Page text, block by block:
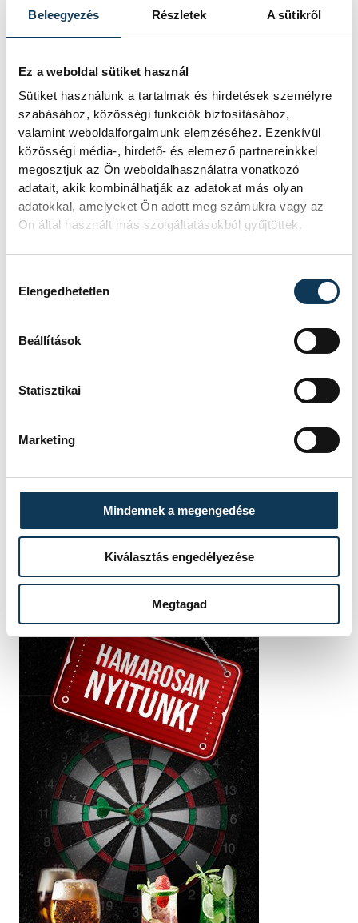
Beleegyezés Részletek A sütikről
Ez a weboldal sütiket használ
Sütiket használunk a tartalmak és hirdetések személyre
szabásához, közösségi funkciók biztosításához,
valamint weboldalforgalmunk elemzéséhez. Ezenkívül
közösségi média-, hirdető- és elemező partnereinkkel
megosztjuk az Ön weboldalhasználatra vonatkozó
adatait, akik kombinálhatják az adatokat más olyan
adatokkal, amelyeket Ön adott meg számukra vagy az
Ön által használt más szolgáltatásokból gyűjtöttek.
Elengedhetetlen
Beállítások
Statisztikai
Marketing
Mindennek a megengedése
Kiválasztás engedélyezése
Megtagad
A pénteki futamokról készültfotógaléria is
elérhető, amely a napsütéses pillanatokat
és a kihívásokkal teli versenyhelyzeteket
egyaránt megörökíti. A folytatásban
további látványos megmérettetések várák
a közönséget és a résztvevőket a Balaton
partján a háromnapos viadal során.
Balatonalmádi
CoreComm Solar Boat
FOTÓS
Vámosi
Patrik